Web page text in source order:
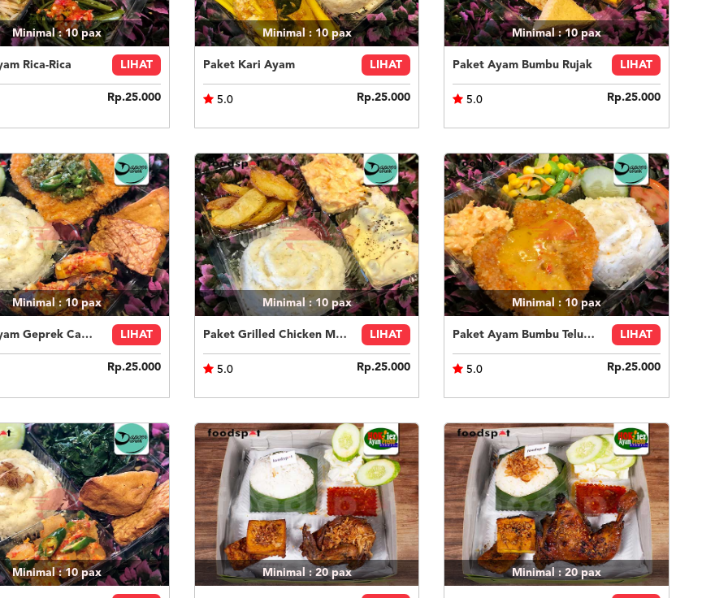
Minimal : 10pax
Rica-Rica LIHAT
Rp.25.000
Minimal : 10 pax
Paket Kari Ayam LIHAT
5.0 Rp.25.000
Minimal : 10pax
Paket Ayam Bumbu Rujak LIHAT
5.0 Rp.25.000
Minimal : 10pax
Paket Ayam Geprek Cabe Ijo LIHAT
Rp.25.000
Minimal : 10 pax
Paket Grilled Chicken Mushroom Sauce LIHAT
5.0 Rp.25.000
Minimal : 10pax
Paket Ayam Bumbu Telur Asin LIHAT
5.0 Rp.25.000
Minimal : 10pax Minimal : 20pax Minimal : 20pax